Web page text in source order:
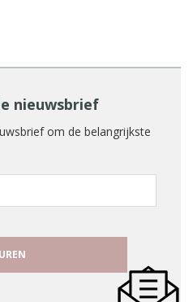
nieuwsbrief
om de belangrijkste